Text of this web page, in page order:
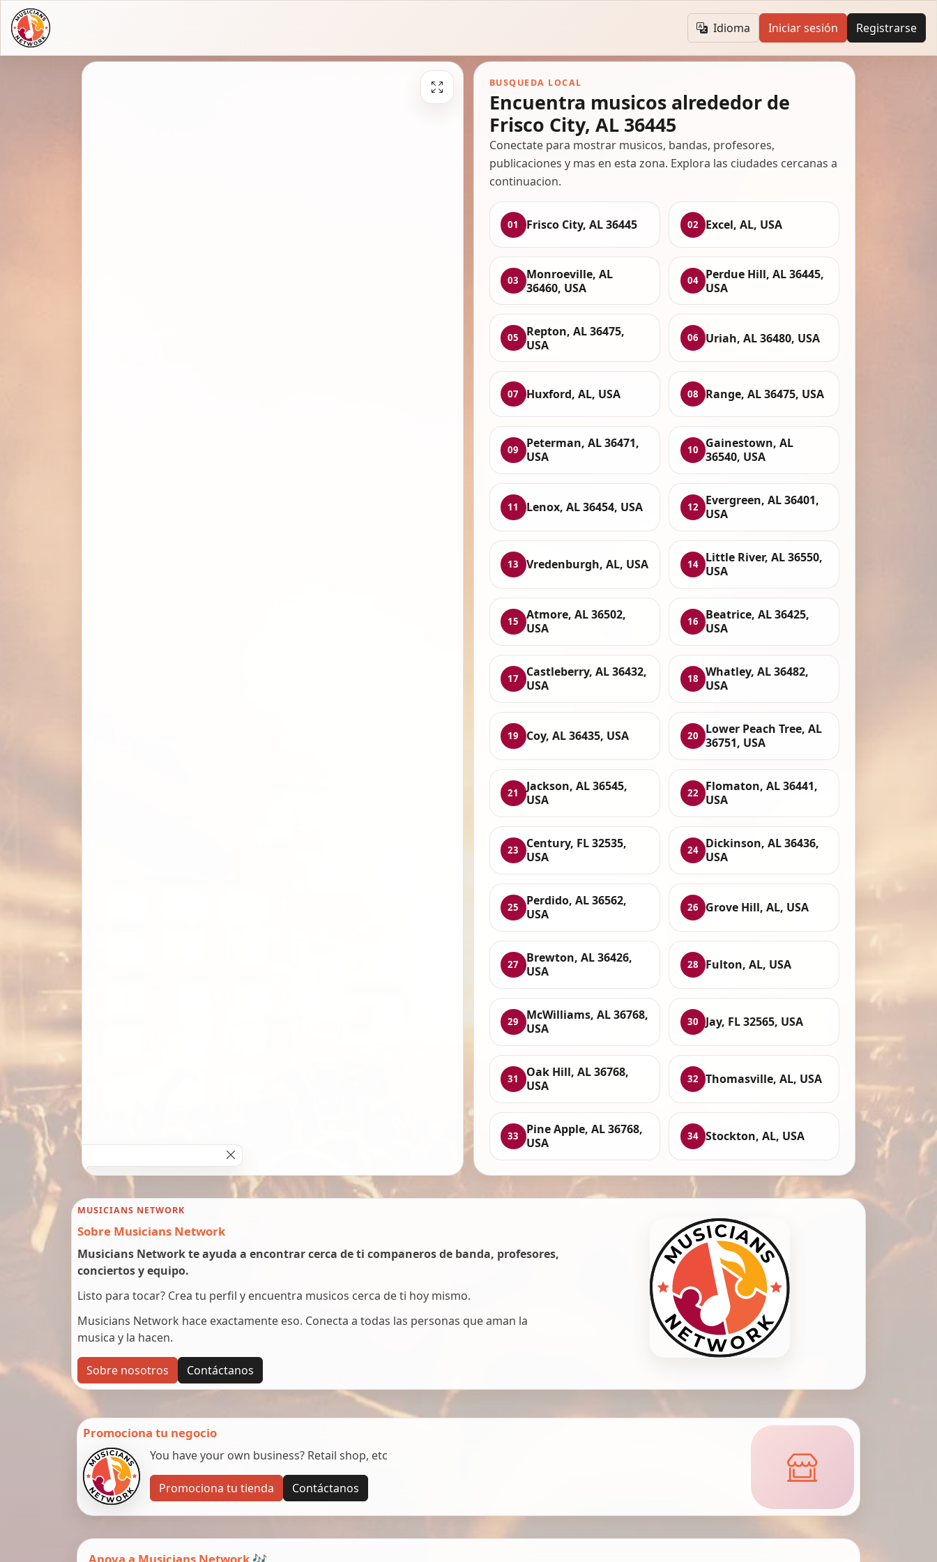
Idioma Iniciar sesión Registrarse
BUSQUEDA LOCAL
Encuentra musicos alrededor de
Frisco City, AL 36445
Conectate para mostrar musicos, bandas, profesores,
publicaciones y mas en esta zona. Explora las ciudades cercanas a
continuacion.
01 Frisco City, AL 36445 02 Excel, AL, USA
03
Monroeville, AL
36460, USA
04
Perdue Hill, AL 36445,
USA
05
Repton, AL 36475,
USA
06 Uriah, AL 36480, USA
07 Huxford, AL, USA 08 Range, AL 36475, USA
09
Peterman, AL 36471,
USA
10
Gainestown, AL
36540, USA
11 Lenox, AL 36454, USA 12
Evergreen, AL 36401,
USA
13 Vredenburgh, AL, USA 14
Little River, AL 36550,
USA
15
Atmore, AL 36502,
USA
16
Beatrice, AL 36425,
USA
17
Castleberry, AL 36432,
USA
18
Whatley, AL 36482,
USA
19 Coy, AL 36435, USA 20
Lower Peach Tree, AL
36751, USA
21
Jackson, AL 36545,
USA
22
Flomaton, AL 36441,
USA
23
Century, FL 32535,
USA
24
Dickinson, AL 36436,
USA
25
Perdido, AL 36562,
USA
26 Grove Hill, AL, USA
27
Brewton, AL 36426,
USA
28 Fulton, AL, USA
29
McWilliams, AL 36768,
USA
30 Jay, FL 32565, USA
31
Oak Hill, AL 36768,
USA
32 Thomasville, AL, USA
33
Pine Apple, AL 36768,
USA
34 Stockton, AL, USA
MUSICIANS NETWORK
Sobre Musicians Network
Musicians Network te ayuda a encontrar cerca de ti companeros de banda, profesores,
conciertos y equipo.
Listo para tocar? Crea tu perfil y encuentra musicos cerca de ti hoy mismo.
Musicians Network hace exactamente eso. Conecta a todas las personas que aman la
musica y la hacen.
Sobre nosotros Contáctanos
Promociona tu negocio
You have your own business? Retail shop, etc
Promociona tu tienda Contáctanos